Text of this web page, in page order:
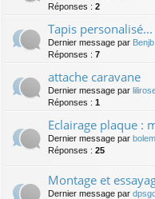
Réponses : 2
Tapis personalisé...
Dernier message par Benjb
Réponses : 7
attache caravane
Dernier message par
Réponses : 1
Eclairage plaque :
Dernier message par bolem
Réponses : 25
Montage et
Dernier message par